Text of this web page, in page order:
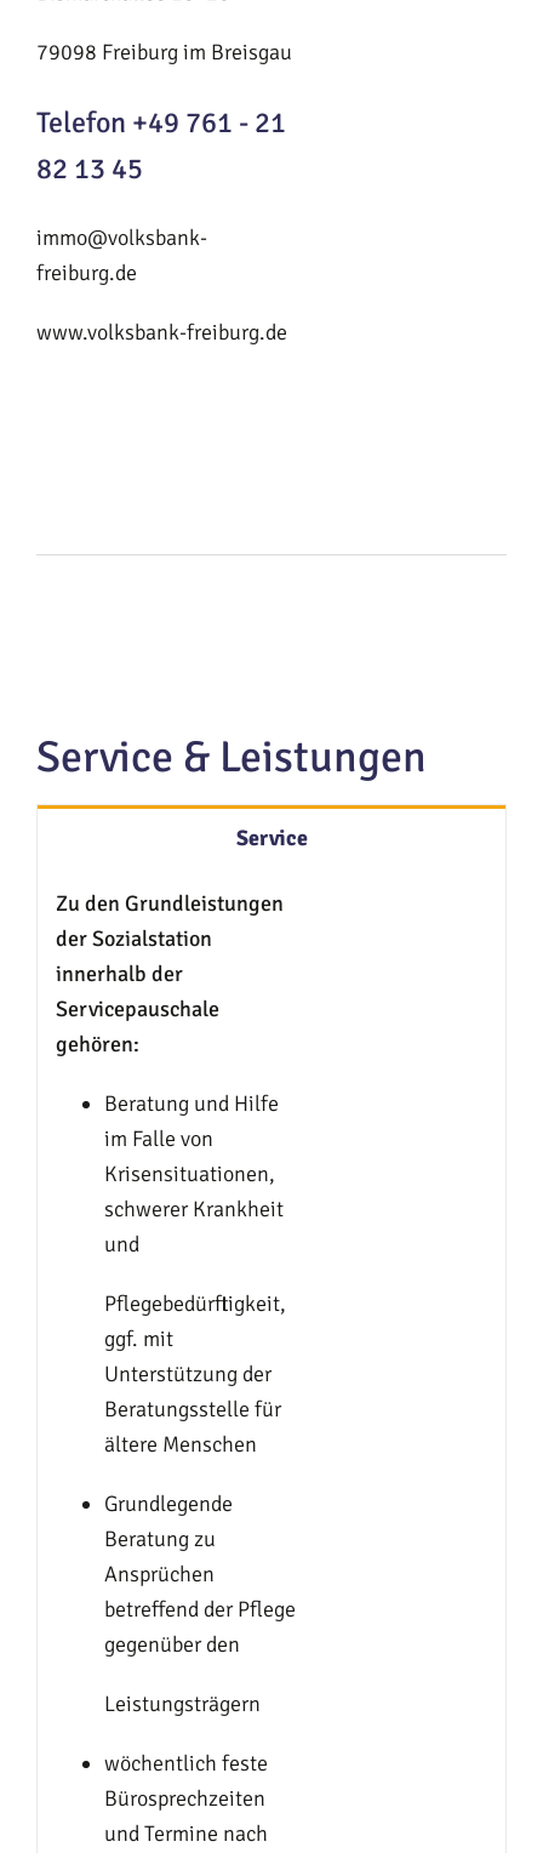
79098 Freiburg im Breisgau
Telefon +49 761 - 21
82 13 45
immo@volksbank-
freiburg.de
www.volksbank-freiburg.de
Service & Leistungen
Service
Zu den Grundleistungen
der Sozialstation
innerhalb der
Servicepauschale
gehören:
Beratung und Hilfe
im Falle von
Krisensituationen,
schwerer Krankheit
und
Pflegebedürftigkeit,
ggf. mit
Unterstützung der
Beratungsstelle für
ältere Menschen
Grundlegende
Beratung zu
Ansprüchen
betreffend der Pflege
gegenüber den
Leistungsträgern
wöchentlich feste
Bürosprechzeiten
und Termine nach